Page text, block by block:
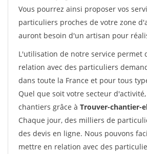
Vous pourrez ainsi proposer vos
particuliers proches de votre zone
auront besoin d'un artisan pour
L'utilisation de notre service permet
relation avec des particuliers
dans toute la France et pour tous
Quel que soit votre secteur
chantiers grâce à Trouver-chantier-
Chaque jour, des milliers de
des devis en ligne. Nous pouvons
mettre en relation avec des